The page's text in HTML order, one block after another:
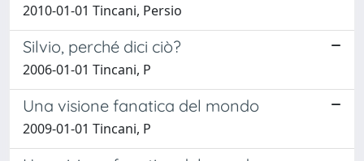
2010-01-01 Tincani, Persio
Silvio, perché dici ciò?
2006-01-01 Tincani, P
Una visione fanatica del mondo
2009-01-01 Tincani, P